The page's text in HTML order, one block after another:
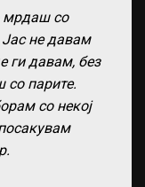
мрдаш со
не давам
ги давам, без
со парите.
со некој